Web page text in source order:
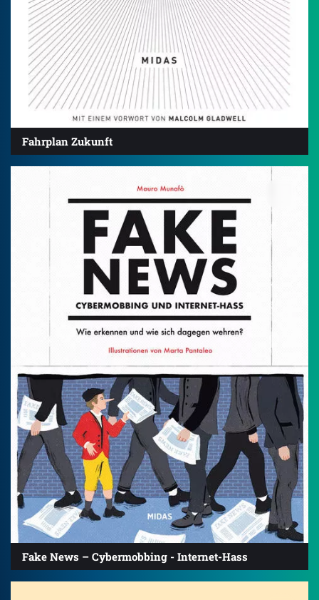
Fahrplan Zukunft
Fake News – Cybermobbing - Internet-Hass